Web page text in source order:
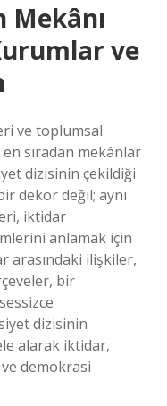
Mekânı
ve
ve toplumsal
sıradan mekânlar
dizisinin çekildiği
dekor değil; aynı
iktidar
anlamak için
arasındaki ilişkiler,
bir
dizisinin
alarak iktidar,
demokrasi